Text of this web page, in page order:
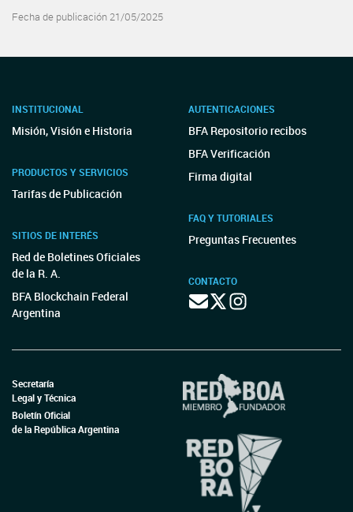
Fecha de publicación 21/05/2025
INSTITUCIONAL
Misión, Visión e Historia
PRODUCTOS Y SERVICIOS
Tarifas de Publicación
SITIOS DE INTERÉS
Red de Boletines Oficiales
de la R. A.
BFA Blockchain Federal
Argentina
AUTENTICACIONES
BFA Repositorio recibos
BFA Verificación
Firma digital
FAQ Y TUTORIALES
Preguntas Frecuentes
CONTACTO
Secretaría
Legal y Técnica
Boletín Oficial
de la República Argentina